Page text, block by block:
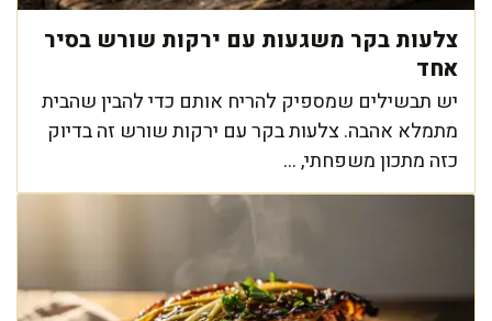
צלעות בקר משגעות עם ירקות שורש בסיר
אחד
יש תבשילים שמספיק להריח אותם כדי להבין שהבית
מתמלא אהבה. צלעות בקר עם ירקות שורש זה בדיוק
כזה מתכון משפחתי, ...